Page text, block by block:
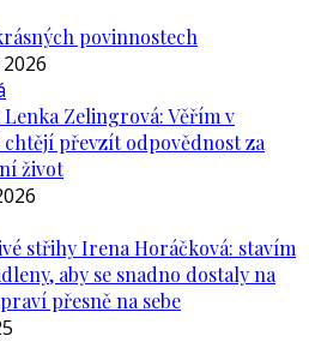
povinnostech
Zelingrová: Věřím v
převzít odpovědnost za
život
střihy Irena Horáčková: stavím
aby se snadno dostaly na
přesně na sebe